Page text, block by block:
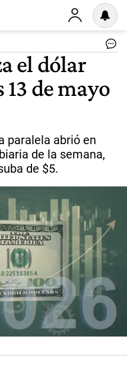
el dólar
de mayo
paralela abrió en
de la semana,
de $5.